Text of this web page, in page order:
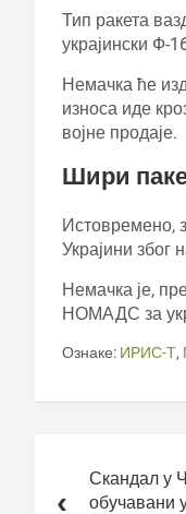
Тип ракета
украјински Ф-
Немачка ће
износа иде
војне продаје.
Шири
Истовремено,
Украјини због
Немачка је,
НОМАДС за
Ознаке: ИРИС-Т,
чланкаСкандал у
обучавани